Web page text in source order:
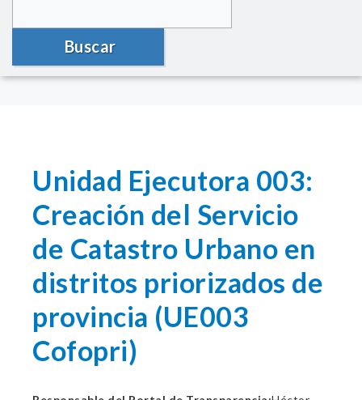
Buscar
Unidad Ejecutora 003:
Creación del Servicio
de Catastro Urbano en
distritos priorizados de
provincia (UE003
Cofopri)